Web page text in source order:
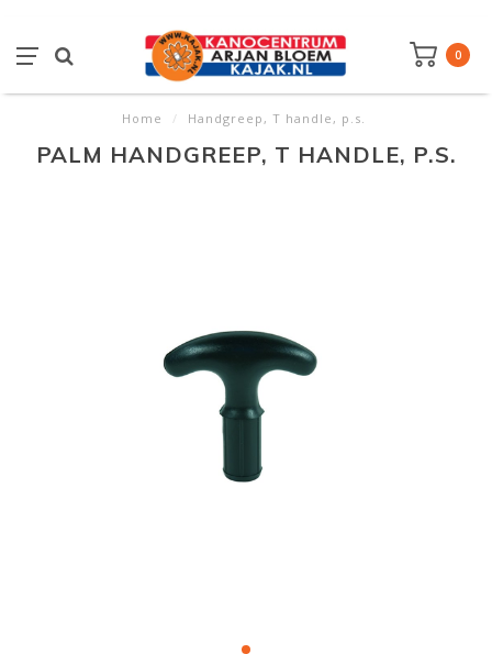
0
Home / Handgreep, T handle, p.s.
PALM HANDGREEP, T HANDLE, P.S.